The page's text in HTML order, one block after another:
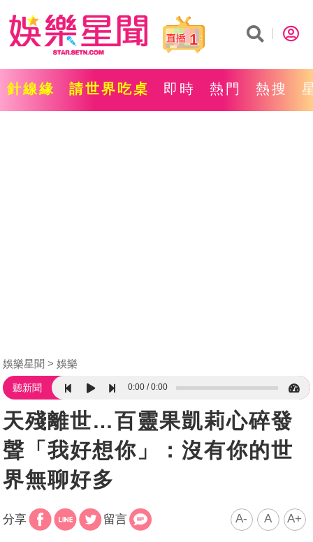
1
針線緣 請世界吃桌 即時 熱門 熱搜
娛樂星聞 娛樂
聽新聞 0:00 0:00
天殘離世…百靈果凱莉心碎發
聲「我好想你」：沒有你的世
界無聊好多
分享 留言 A- A A+